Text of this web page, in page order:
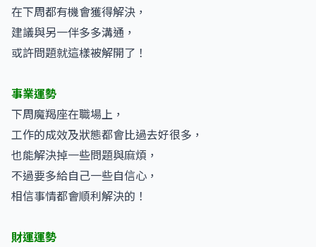
在下周都有機會獲得解決，
建議與另一伴多多溝通，
或許問題就這樣被解開了！
事業運勢
下周魔羯座在職場上，
工作的成效及狀態都會比過去好很多，
也能解決掉一些問題與麻煩，
不過要多給自己一些自信心，
相信事情都會順利解決的！
財運運勢